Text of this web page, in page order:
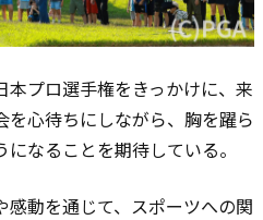
プロ選手権をきっかけに、来
心待ちにしながら、胸を躍ら
なることを期待している。
感動を通じて、スポーツへの関